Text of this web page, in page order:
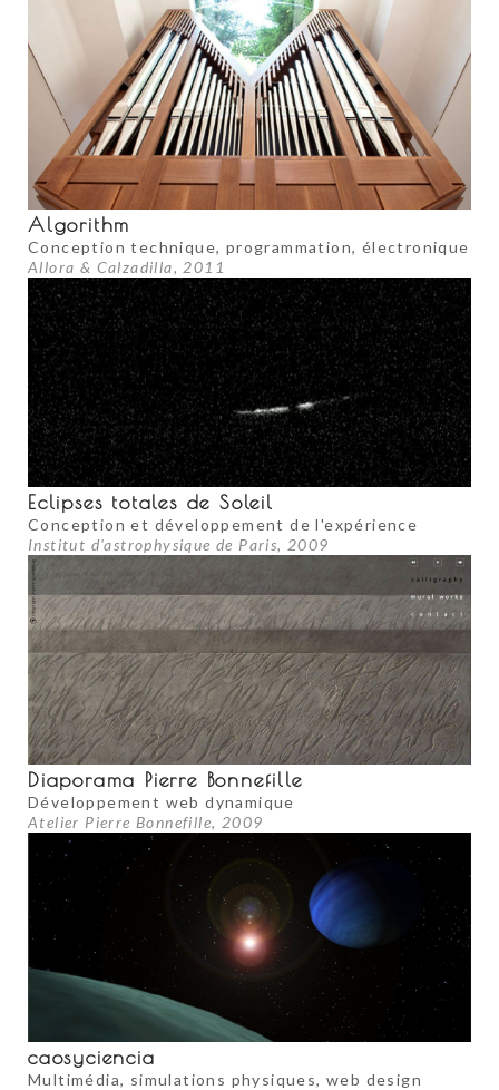
Algorithm
Conception technique, programmation, électronique
Allora & Calzadilla, 2011
Eclipses totales de Soleil
Conception et développement de l'expérience
Institut d'astrophysique de Paris, 2009
Diaporama Pierre Bonnefille
Développement web dynamique
Atelier Pierre Bonnefille, 2009
caosyciencia
Multimédia, simulations physiques, web design